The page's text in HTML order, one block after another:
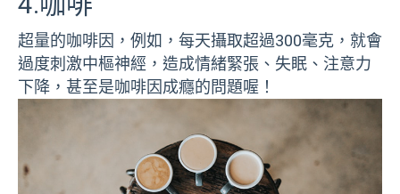
超量的咖啡因，例如，每天攝取超過300毫克，就會
過度刺激中樞神經，造成情緒緊張、失眠、注意力
下降，甚至是咖啡因成癮的問題喔！